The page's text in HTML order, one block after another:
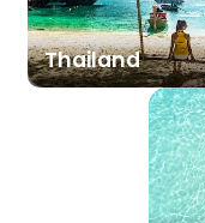
Thailand